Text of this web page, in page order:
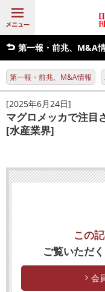
第一報・前兆、M&A
第一報・前兆、M&A情報
[2025年6月24日]
マグロメッカで注目
[水産業界]
この
ご覧いただ
会